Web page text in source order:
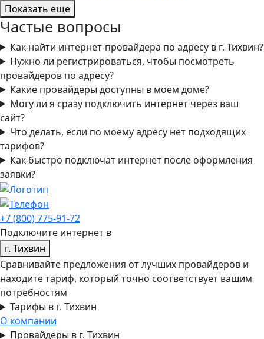
Показать еще
Частые вопросы
Как найти интернет-провайдера по адресу в г. Тихвин?
Нужно ли регистрироваться, чтобы посмотреть
провайдеров по адресу?
Какие провайдеры доступны в моем доме?
Могу ли я сразу подключить интернет через ваш
сайт?
Что делать, если по моему адресу нет подходящих
тарифов?
Как быстро подключат интернет после оформления
заявки?
+7 (800) 775-91-72
Подключите интернет в
г. Тихвин
Сравнивайте предложения от лучших провайдеров и
находите тариф, который точно соответствует вашим
потребностям
Тарифы в г. Тихвин
О компании
Провайдеры в г. Тихвин